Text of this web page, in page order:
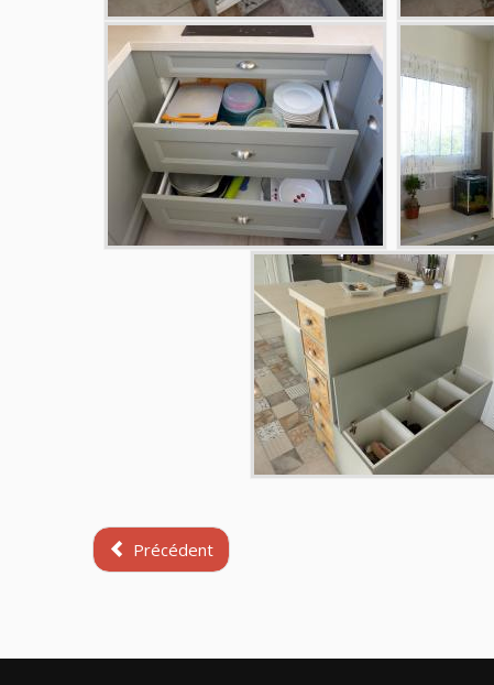
Précédent